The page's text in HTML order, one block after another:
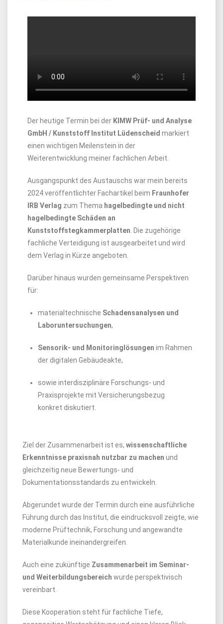
Der heutige Termin bei der KIMW Prüf- und Analyse
GmbH / Kunststoff Institut Lüdenscheid markiert
einen wichtigen Meilenstein in der
Weiterentwicklung meiner fachlichen Arbeit.
Ausgangspunkt des Austauschs war mein bereits
2024 veröffentlichter Fachartikel beim Fraunhofer
IRB Verlag zum Thema hagelbedingte und nicht
hagelbedingte Schäden an
Kunststoffstegkammerplatten . Die zugehörige
fachliche Verteidigung ist ausgearbeitet und wird
dem Verlag in Kürze angeboten.
Darüber hinaus wurden gemeinsame Perspektiven
für:
materialtechnische Schadensanalysen und
Laboruntersuchungen,
Sensorik- und Monitoringlösungen im Rahmen
der digitalen Gebäudeakte,
sowie interdisziplinäre Forschungs- und
Praxisprojekte mit Versicherungsbezug
konkret diskutiert.
Ziel der Zusammenarbeit ist es, wissenschaftliche
Erkenntnisse praxisnah nutzbar zu machen und
gleichzeitig neue Bewertungs- und
Dokumentationsstandards zu entwickeln.
Abgerundet wurde der Termin durch eine ausführliche
Führung durch das Institut, die eindrucksvoll zeigte, wie
moderne Prüftechnik, Forschung und angewandte
Materialkunde ineinandergreifen.
Auch eine zukünftige Zusammenarbeit im Seminar-
und Weiterbildungsbereich wurde perspektivisch
vereinbart.
Diese Kooperation steht für fachliche Tiefe,